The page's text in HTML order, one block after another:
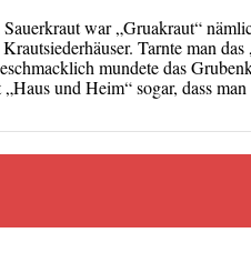
war „Gruakraut“
Tarnte man
mundete das
und Heim“ sogar, dass